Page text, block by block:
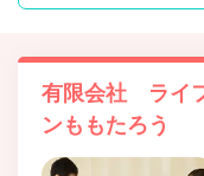
有限会社 ライ
ンももたろう